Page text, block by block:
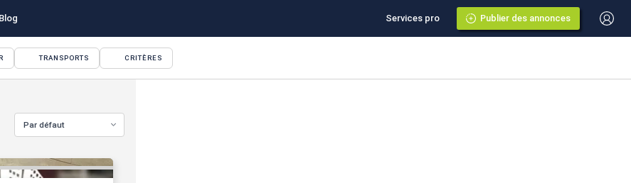
Blog Services pro Publier des annonces
TRANSPORTS CRITÈRES
Par défaut
VOIR TOUTES LES PHOTOS